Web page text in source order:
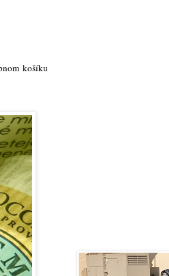
košíku